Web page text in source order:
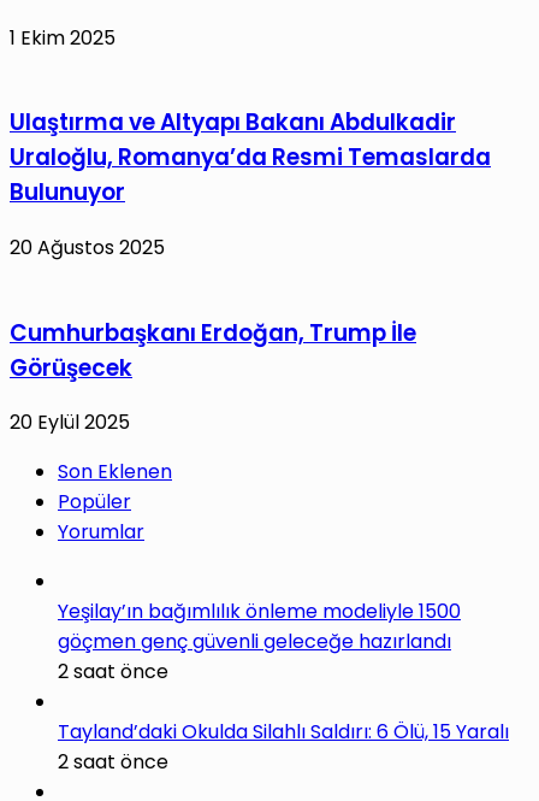
1 Ekim 2025
Ulaştırma ve Altyapı Bakanı Abdulkadir
Uraloğlu, Romanya’da Resmi Temaslarda
Bulunuyor
20 Ağustos 2025
Cumhurbaşkanı Erdoğan, Trump İle
Görüşecek
20 Eylül 2025
Son Eklenen
Popüler
Yorumlar
Yeşilay’ın bağımlılık önleme modeliyle 1500
göçmen genç güvenli geleceğe hazırlandı
2 saat önce
Tayland’daki Okulda Silahlı Saldırı: 6 Ölü, 15 Yaralı
2 saat önce